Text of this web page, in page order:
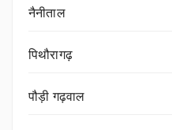
नैनीताल
पिथौरागढ़
पौड़ी गढ़वाल